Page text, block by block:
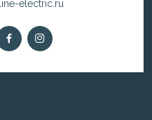
electric.ru